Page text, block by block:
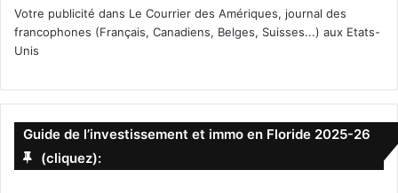
Votre publicité dans Le Courrier des Amériques, journal des
francophones (Français, Canadiens, Belges, Suisses...) aux Etats-
Unis
Guide de l’investissement et immo en Floride 2025-26
(cliquez):